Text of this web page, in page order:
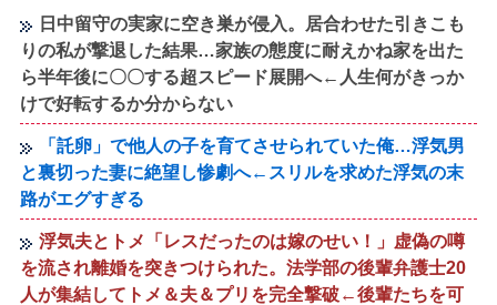
日中留守の実家に空き巣が侵入。居合わせた引きこも
りの私が撃退した結果…家族の態度に耐えかね家を出た
ら半年後に〇〇する超スピード展開へ←人生何がきっか
けで好転するか分からない
「託卵」で他人の子を育てさせられていた俺…浮気男
と裏切った妻に絶望し惨劇へ←スリルを求めた浮気の末
路がエグすぎる
浮気夫とトメ「レスだったのは嫁のせい！」虚偽の噂
を流され離婚を突きつけられた。法学部の後輩弁護士20
人が集結してトメ＆夫＆プリを完全撃破←後輩たちを可